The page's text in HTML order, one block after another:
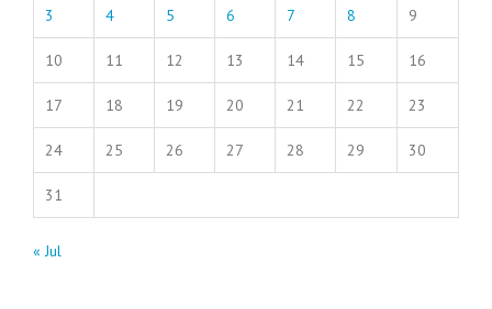
3 4 5 6 7 8 9
10 11 12 13 14 15 16
17 18 19 20 21 22 23
24 25 26 27 28 29 30
31
« Jul